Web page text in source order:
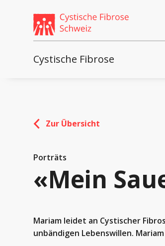
Cystische Fibrose
Zur Übersicht
Porträts
«Mein
Mariam leidet an Cystischer
unbändigen Lebenswillen.